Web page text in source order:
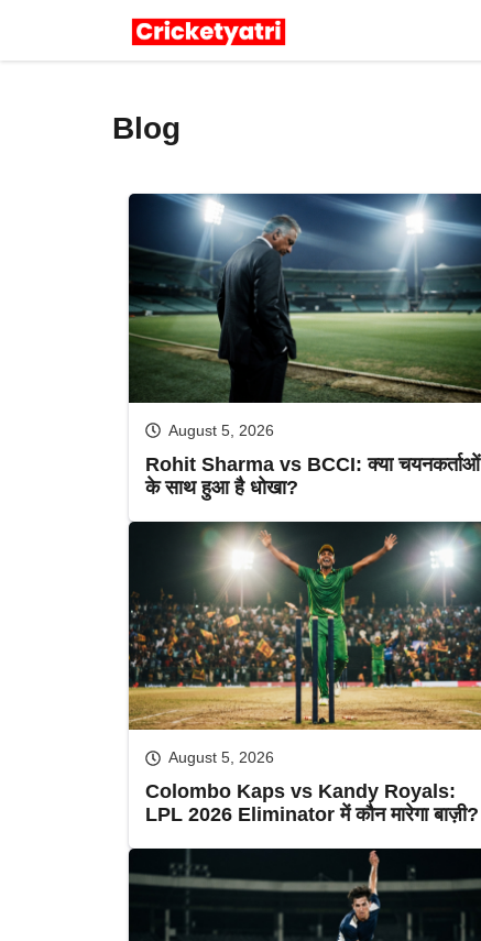
Blog
August 5, 2026
Rohit Sharma vs BCCI: क्या चयनकर्ताओं
के साथ हुआ है धोखा?
August 5, 2026
Colombo Kaps vs Kandy Royals:
LPL 2026 Eliminator में कौन मारेगा बाज़ी?